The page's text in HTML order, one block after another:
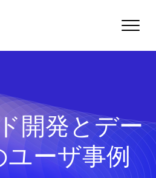
Toggle
開発とデー
ユーザ事例